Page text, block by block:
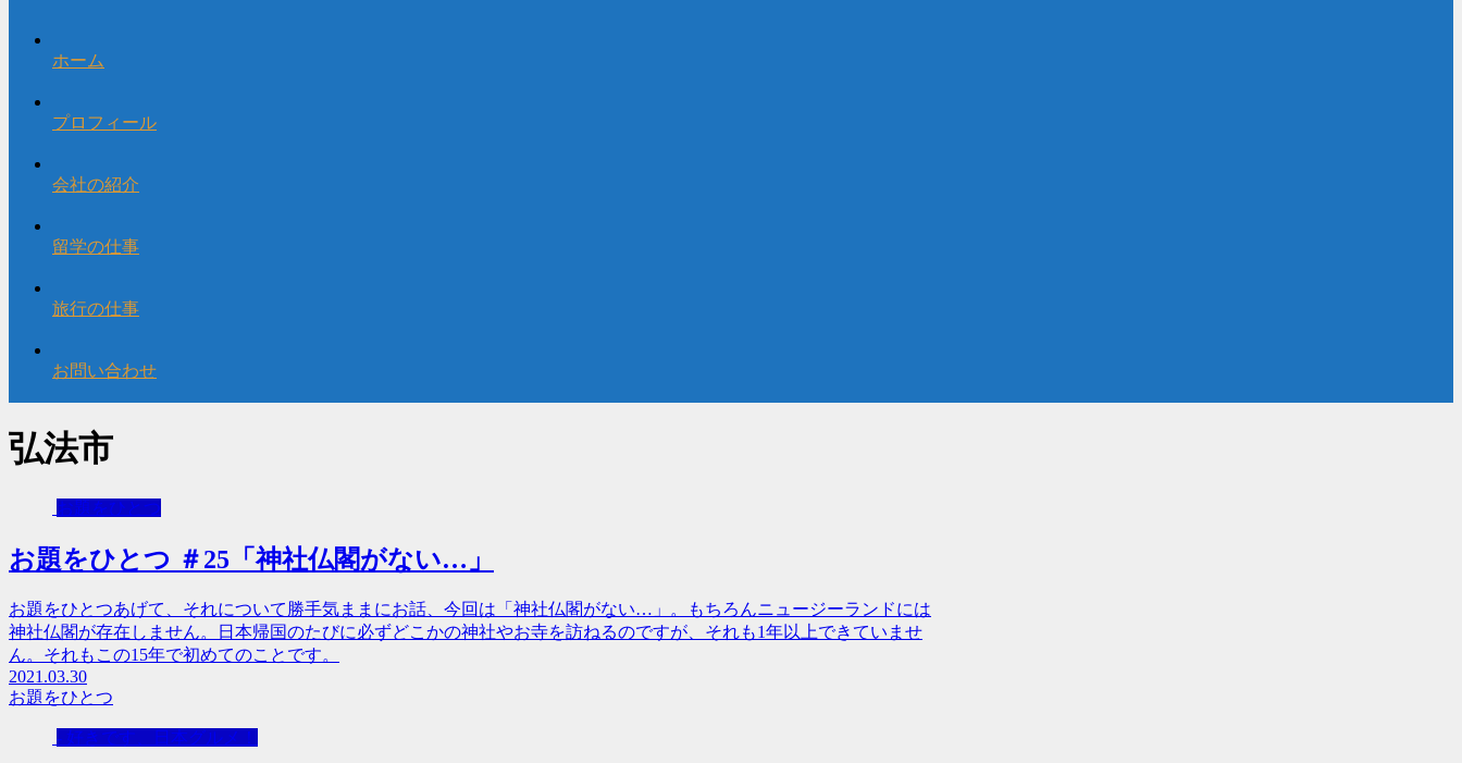
ホーム
プロフィール
会社の紹介
留学の仕事
旅行の仕事
お問い合わせ
弘法市
お題をひとつ
お題をひとつ ＃25「神社仏閣がない…」
お題をひとつあげて、それについて勝手気ままにお話、今回は「神社仏閣がない…」。もちろんニュージーランドには
神社仏閣が存在しません。日本帰国のたびに必ずどこかの神社やお寺を訪ねるのですが、それも1年以上できていませ
ん。それもこの15年で初めてのことです。
2021.03.30
お題をひとつ
- 好きです、日本グルメ！